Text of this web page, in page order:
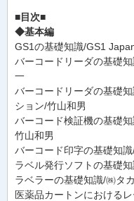
■目次■
◆基本編
GS1の基礎知識/GS1
バーコードリーダの基礎
一
バーコードリーダの基礎
ション/竹山和男
バーコード検証機の基礎
竹山和男
バーコード印字の基礎知
ラベル発行ソフトの基礎
ラベラーの基礎知識/㈱タ
医薬品カートンにおける